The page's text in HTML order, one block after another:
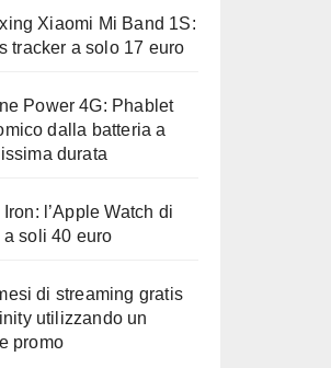
Xiaomi Mi Band 1S:
tracker a solo 17 euro
Power 4G: Phablet
dalla batteria a
durata
Iron: l’Apple Watch di
a soli 40 euro
di streaming gratis
utilizzando un
promo